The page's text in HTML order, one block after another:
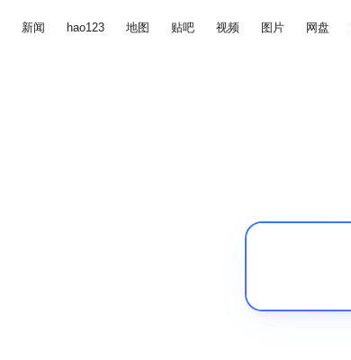
新闻 hao123 地图 贴吧 视频 图片 网盘